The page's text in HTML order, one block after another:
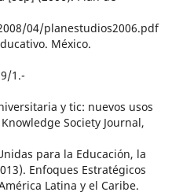
04/planestudios2006.pdf
México.
1.-
y tic: nuevos usos
Society Journal,
para la Educación, la
Enfoques Estratégicos
Latina y el Caribe.